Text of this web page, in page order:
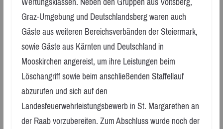
Graz-Umgebung und Deutschlandsberg waren auch
Gäste aus weiteren Bereichsverbänden der Steiermark,
sowie Gäste aus Kärnten und Deutschland in
Mooskirchen angereist, um ihre Leistungen beim
Löschangriff sowie beim anschließenden Staffellauf
abzurufen und sich auf den
Landesfeuerwehrleistungsbewerb in St. Margarethen an
der Raab vorzubereiten. Zum Abschluss wurde noch der